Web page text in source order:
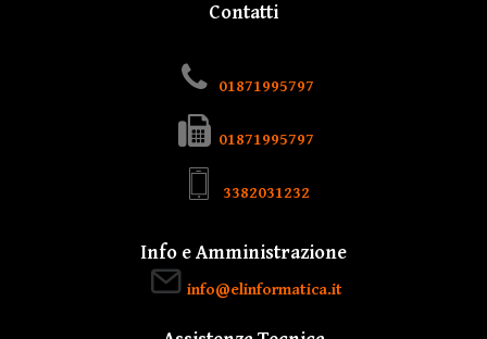
Contatti
01871995797
01871995797
3382031232
Info e Amministrazione
info@elinformatica.it